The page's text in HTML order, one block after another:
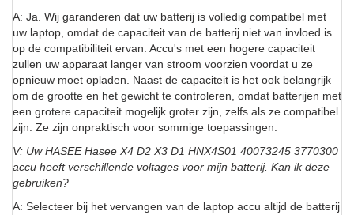
A: Ja. Wij garanderen dat uw batterij is volledig compatibel met
uw laptop, omdat de capaciteit van de batterij niet van invloed is
op de compatibiliteit ervan. Accu's met een hogere capaciteit
zullen uw apparaat langer van stroom voorzien voordat u ze
opnieuw moet opladen. Naast de capaciteit is het ook belangrijk
om de grootte en het gewicht te controleren, omdat batterijen met
een grotere capaciteit mogelijk groter zijn, zelfs als ze compatibel
zijn. Ze zijn onpraktisch voor sommige toepassingen.
V: Uw HASEE Hasee X4 D2 X3 D1 HNX4S01 40073245 3770300
accu heeft verschillende voltages voor mijn batterij. Kan ik deze
gebruiken?
A: Selecteer bij het vervangen van de laptop accu altijd de batterij